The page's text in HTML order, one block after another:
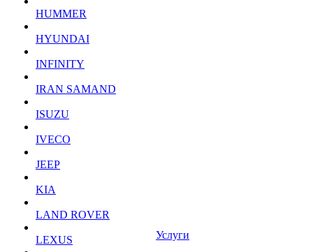
HUMMER
HYUNDAI
INFINITY
IRAN SAMAND
ISUZU
IVECO
JEEP
KIA
LAND ROVER
LEXUS
Услуги